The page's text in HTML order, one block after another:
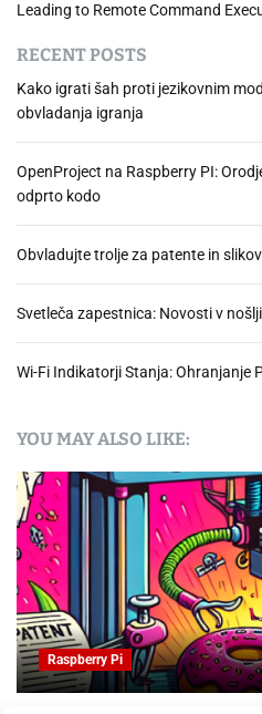
Leading to Remote Command
RECENT POSTS
Kako igrati šah proti jezikovnim
obvladanja igranja
OpenProject na Raspberry PI:
odprto kodo
Obvladujte trolje za patente in
Svetleča zapestnica: Novosti v
Wi-Fi Indikatorji Stanja: Ohranjanje
YOU MAY ALSO LIKE:
Raspberry Pi